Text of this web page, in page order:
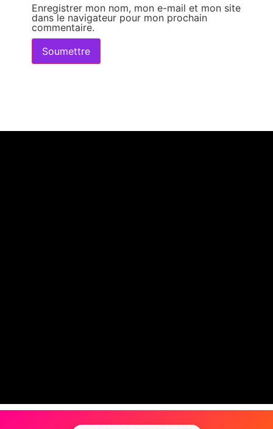
Enregistrer mon nom, mon e-mail et mon site
dans le navigateur pour mon prochain
commentaire.